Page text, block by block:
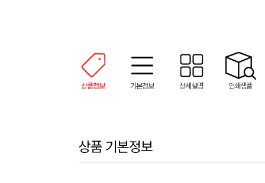
상품정보 기본정보 상세설명 인쇄샘플
상품 기본정보